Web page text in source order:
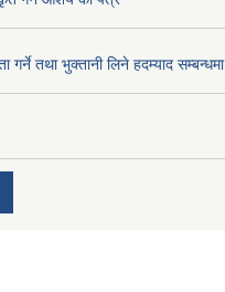
गर्ने तथा भुक्तानी लिने हदम्याद सम्बन्धमा